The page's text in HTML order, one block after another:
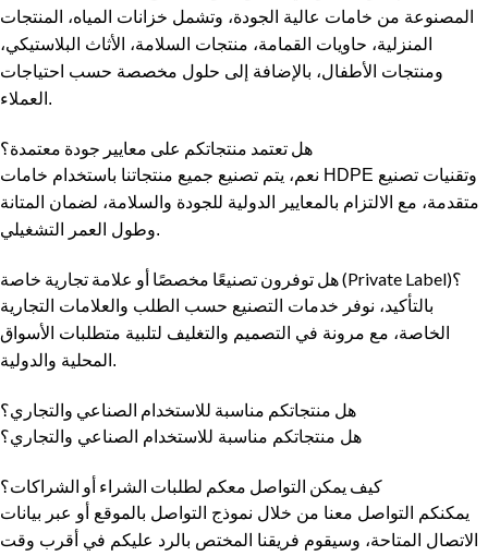
المصنوعة من خامات عالية الجودة، وتشمل خزانات المياه، المنتجات
المنزلية، حاويات القمامة، منتجات السلامة، الأثاث البلاستيكي،
ومنتجات الأطفال، بالإضافة إلى حلول مخصصة حسب احتياجات
العملاء.
هل تعتمد منتجاتكم على معايير جودة معتمدة؟
نعم، يتم تصنيع جميع منتجاتنا باستخدام خامات HDPE وتقنيات تصنيع
متقدمة، مع الالتزام بالمعايير الدولية للجودة والسلامة، لضمان المتانة
وطول العمر التشغيلي.
هل توفرون تصنيعًا مخصصًا أو علامة تجارية خاصة (Private Label)؟
بالتأكيد، نوفر خدمات التصنيع حسب الطلب والعلامات التجارية
الخاصة، مع مرونة في التصميم والتغليف لتلبية متطلبات الأسواق
المحلية والدولية.
هل منتجاتكم مناسبة للاستخدام الصناعي والتجاري؟
هل منتجاتكم مناسبة للاستخدام الصناعي والتجاري؟
كيف يمكن التواصل معكم لطلبات الشراء أو الشراكات؟
يمكنكم التواصل معنا من خلال نموذج التواصل بالموقع أو عبر بيانات
الاتصال المتاحة، وسيقوم فريقنا المختص بالرد عليكم في أقرب وقت